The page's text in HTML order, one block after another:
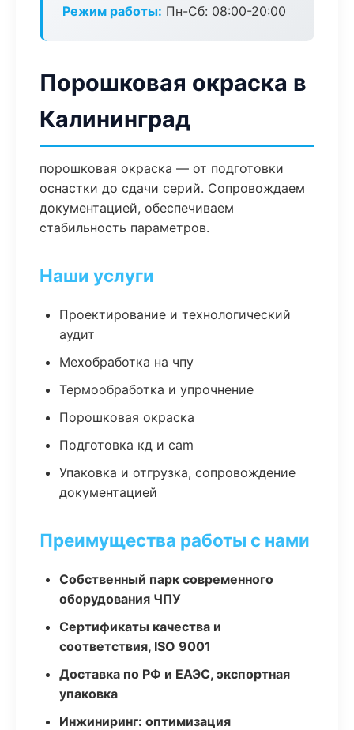
Режим работы: Пн-Сб: 08:00-20:00
Порошковая окраска в
Калининград
порошковая окраска — от подготовки
оснастки до сдачи серий. Сопровождаем
документацией, обеспечиваем
стабильность параметров.
Наши услуги
Проектирование и технологический
аудит
Мехобработка на чпу
Термообработка и упрочнение
Порошковая окраска
Подготовка кд и cam
Упаковка и отгрузка, сопровождение
документацией
Преимущества работы с нами
Собственный парк современного
оборудования ЧПУ
Сертификаты качества и
соответствия, ISO 9001
Доставка по РФ и ЕАЭС, экспортная
упаковка
Инжиниринг: оптимизация